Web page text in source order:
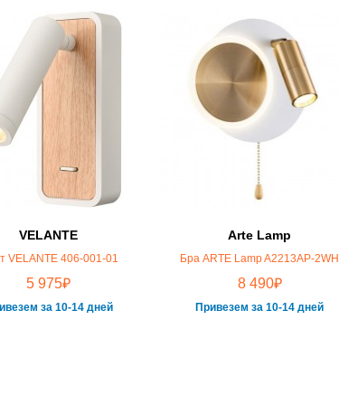
VELANTE
VELANTE 406-001-01
5 975₽
за 10-14 дней
Arte Lamp
Бра ARTE Lamp A2213AP-2WH
8 490₽
Привезем за 10-14 дней